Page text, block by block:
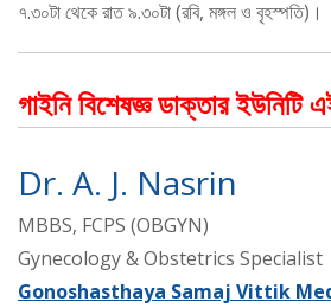
৭.৩০টা থেকে রাত ৯.৩০টা (রবি, মঙ্গল ও বৃহস্পতি)।
গাইনি বিশেষজ্ঞ ডাক্তার ইউনিটি
Dr. A. J. Nasrin
MBBS, FCPS (OBGYN)
Gynecology & Obstetrics Specialist
Gonoshasthaya Samaj Vittik